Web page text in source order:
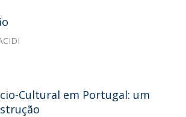
Cultural em Portugal: um